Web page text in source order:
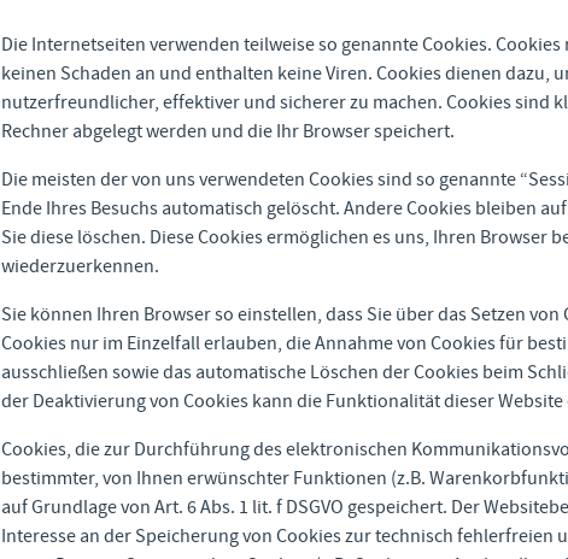
Die Internetseiten verwenden teilweise so genannte Cookies.
keinen Schaden an und enthalten keine Viren. Cookies dienen dazu,
nutzerfreundlicher, effektiver und sicherer zu machen. Cookies sind
Rechner abgelegt werden und die Ihr Browser speichert.
Die meisten der von uns verwendeten Cookies sind so genannte
Ende Ihres Besuchs automatisch gelöscht. Andere Cookies bleiben
Sie diese löschen. Diese Cookies ermöglichen es uns, Ihren Browser
wiederzuerkennen.
Sie können Ihren Browser so einstellen, dass Sie über das Setzen
Cookies nur im Einzelfall erlauben, die Annahme von Cookies für
ausschließen sowie das automatische Löschen der Cookies beim
der Deaktivierung von Cookies kann die Funktionalität dieser
Cookies, die zur Durchführung des elektronischen
bestimmter, von Ihnen erwünschter Funktionen (z.B.
auf Grundlage von Art. 6 Abs. 1 lit. f DSGVO gespeichert. Der
Interesse an der Speicherung von Cookies zur technisch